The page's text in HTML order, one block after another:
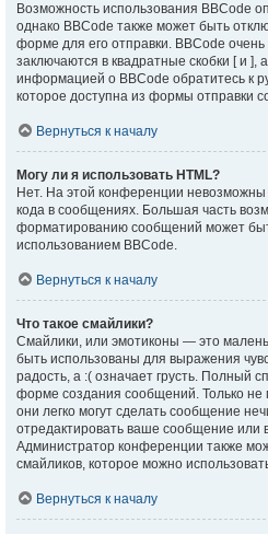
Возможность использования BBCode
однако BBCode также может быть
форме для его отправки. BBCode
заключаются в квадратные скобки [ и ],
информацией о BBCode обратитесь к
которое доступна из формы отправки
Вернуться к началу
Могу ли я использовать HTML?
Нет. На этой конференции невозможны
кода в сообщениях. Большая часть
форматированию сообщений может
использованием BBCode.
Вернуться к началу
Что такое смайлики?
Смайлики, или эмотиконы — это
быть использованы для выражения
радость, а :( означает грусть. Полный
форме создания сообщений. Только не
они легко могут сделать сообщение
отредактировать ваше сообщение или
Администратор конференции также
смайликов, которое можно
Вернуться к началу